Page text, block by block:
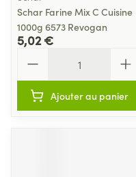
Schar Farine Mix C Cuisine
1000g 6573 Revogan
5,02 €
Ajouter au panier